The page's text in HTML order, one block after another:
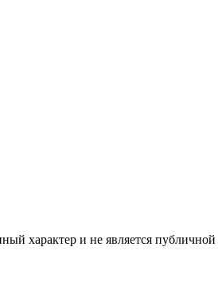
характер и не является публичной